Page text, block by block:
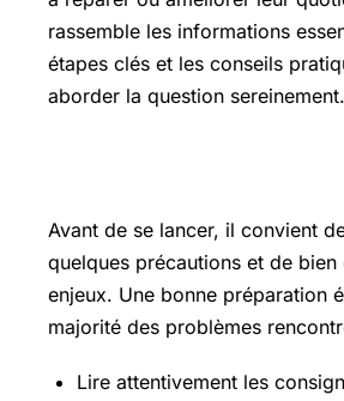
rassemble les informations
étapes clés et les conseils
aborder la question sereinement.
Avant de se lancer, il convient
quelques précautions et de
enjeux. Une bonne préparation
majorité des problèmes
Lire attentivement les